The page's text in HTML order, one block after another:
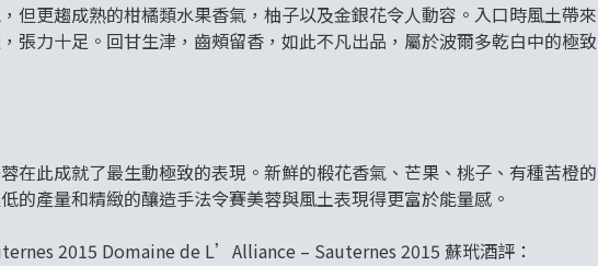
但更趨成熟的柑橘類水果香氣，柚子以及金銀花令人動容。入口時風土帶來
張力十足。回甘生津，齒頰留香，如此不凡出品，屬於波爾多乾白中的極致
在此成就了最生動極致的表現。新鮮的椴花香氣、芒果、桃子、有種苦橙的
的產量和精緻的釀造手法令賽美蓉與風土表現得更富於能量感。
2015 Domaine de L’Alliance – Sauternes 2015 蘇玳酒評：